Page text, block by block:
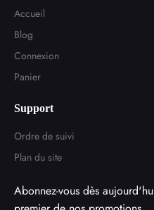
Accueil
Blog
Connexion
Panier
Support
Ordre de suivi
Plan du site
Abonnez-vous dès